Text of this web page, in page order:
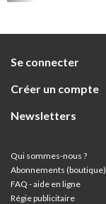
Se connecter
Créer un compte
Newsletters
Qui sommes-nous ?
Abonnements (boutique)
FAQ - aide en ligne
Régie publicitaire